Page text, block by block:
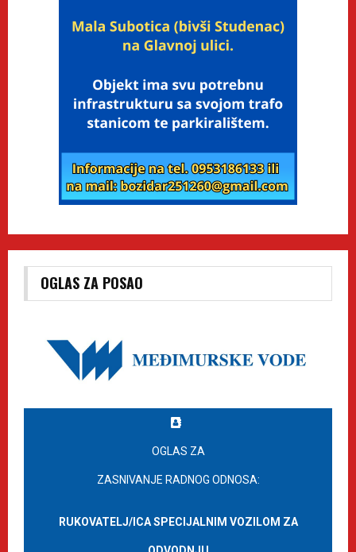
OGLAS ZA POSAO
OGLAS ZA
ZASNIVANJE RADNOG ODNOSA:
RUKOVATELJ/ICA SPECIJALNIM VOZILOM ZA